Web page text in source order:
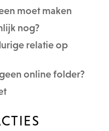
moet maken
nog?
relatie op
online folder?